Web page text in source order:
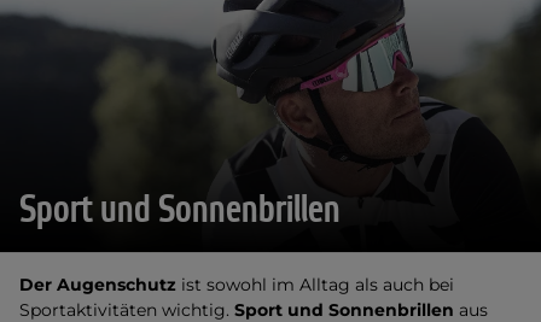
Sport und Sonnenbrillen
Der Augenschutz ist sowohl im Alltag als auch bei
Sportaktivitäten wichtig. Sport und Sonnenbrillen aus